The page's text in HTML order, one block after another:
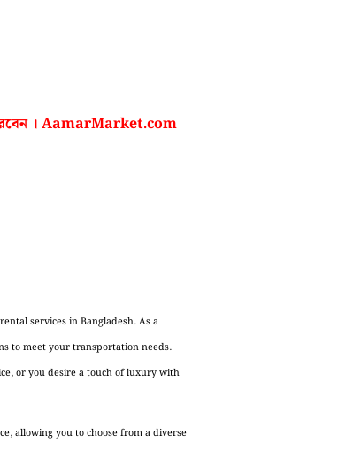
। AamarMarket.com
services in Bangladesh. As a
to meet your transportation needs.
or you desire a touch of luxury with
allowing you to choose from a diverse